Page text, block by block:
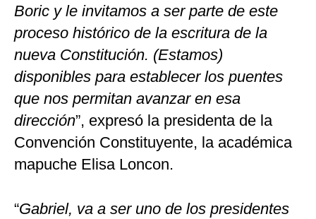
Boric y le invitamos a ser parte de este
proceso histórico de la escritura de la
nueva Constitución. (Estamos)
disponibles para establecer los puentes
que nos permitan avanzar en esa
dirección”, expresó la presidenta de la
Convención Constituyente, la académica
mapuche Elisa Loncon.
“Gabriel, va a ser uno de los presidentes